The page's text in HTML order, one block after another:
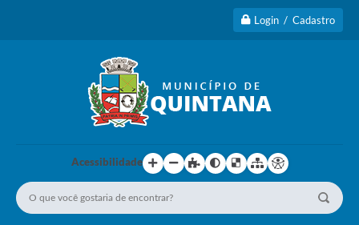
Login / Cadastro
Acessibilidade